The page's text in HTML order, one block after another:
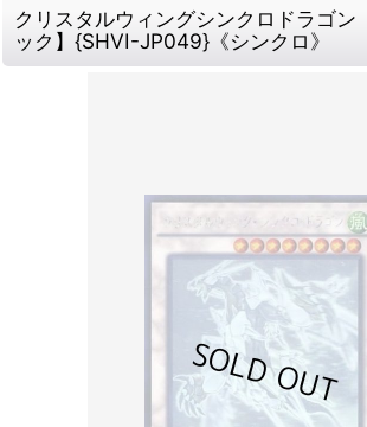
クリスタルウィングシンクロドラゴン
ック】{SHVI-JP049}《シンクロ》